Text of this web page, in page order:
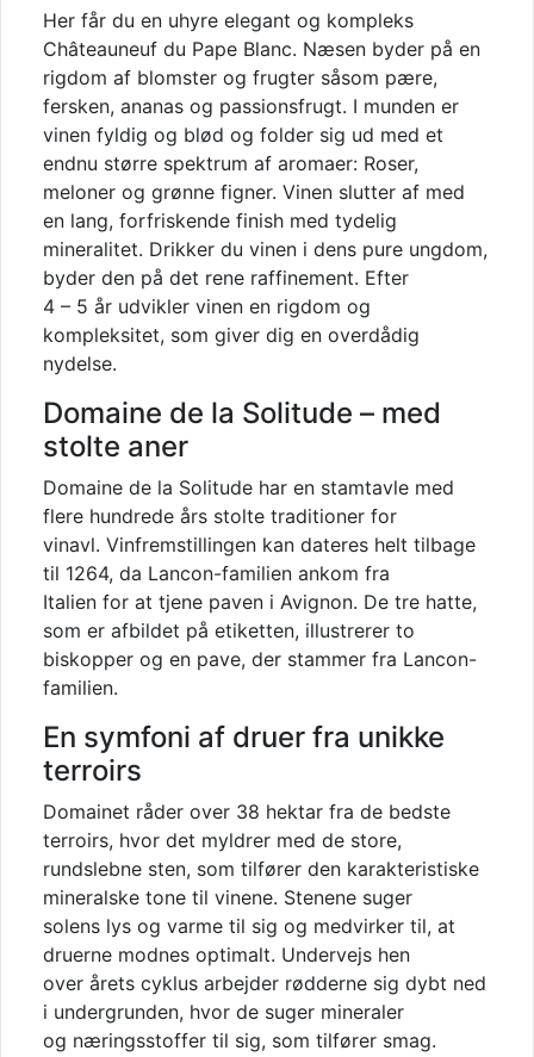
Her får du en uhyre elegant og kompleks
Châteauneuf du Pape Blanc. Næsen byder på en
rigdom af blomster og frugter såsom pære,
fersken, ananas og passionsfrugt. I munden er
vinen fyldig og blød og folder sig ud med et
endnu større spektrum af aromaer: Roser,
meloner og grønne figner. Vinen slutter af med
en lang, forfriskende finish med tydelig
mineralitet. Drikker du vinen i dens pure ungdom,
byder den på det rene raffinement. Efter
4 – 5 år udvikler vinen en rigdom og
kompleksitet, som giver dig en overdådig
nydelse.
Domaine de la Solitude – med
stolte aner
Domaine de la Solitude har en stamtavle med
flere hundrede års stolte traditioner for
vinavl. Vinfremstillingen kan dateres helt tilbage
til 1264, da Lancon-familien ankom fra
Italien for at tjene paven i Avignon. De tre hatte,
som er afbildet på etiketten, illustrerer to
biskopper og en pave, der stammer fra Lancon-
familien.
En symfoni af druer fra unikke
terroirs
Domainet råder over 38 hektar fra de bedste
terroirs, hvor det myldrer med de store,
rundslebne sten, som tilfører den karakteristiske
mineralske tone til vinene. Stenene suger
solens lys og varme til sig og medvirker til, at
druerne modnes optimalt. Undervejs hen
over årets cyklus arbejder rødderne sig dybt ned
i undergrunden, hvor de suger mineraler
og næringsstoffer til sig, som tilfører smag.